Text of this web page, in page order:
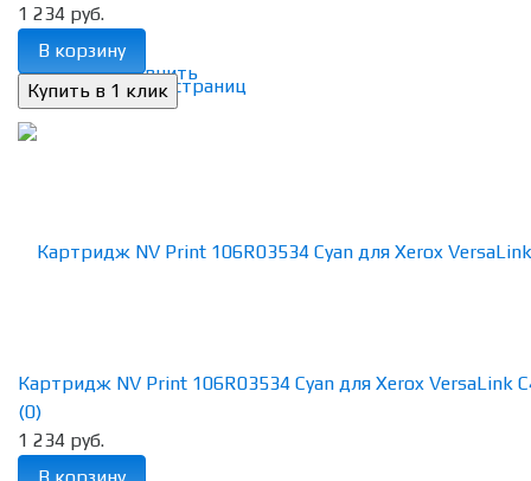
избранное сравнить
1 234 руб.
В корзину
Картридж NV Print 106R03534 Cyan для Xerox VersaLink
(0)
1 234 руб.